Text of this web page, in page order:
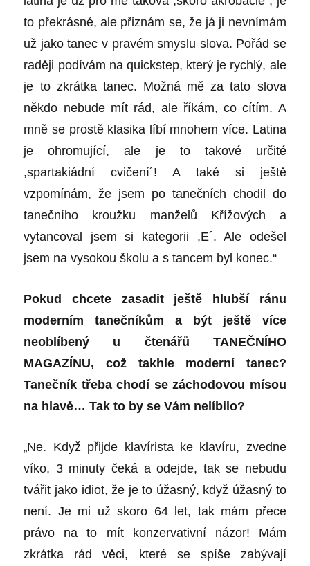
to překrásné, ale přiznám se, že já ji nevnímám
už jako tanec v pravém smyslu slova. Pořád se
raději podívám na quickstep, který je rychlý, ale
je to zkrátka tanec. Možná mě za tato slova
někdo nebude mít rád, ale říkám, co cítím. A
mně se prostě klasika líbí mnohem více. Latina
je ohromující, ale je to takové určité
,spartakiádní cvičení´! A také si ještě
vzpomínám, že jsem po tanečních chodil do
tanečního kroužku manželů Křížových a
vytancoval jsem si kategorii ,E´. Ale odešel
jsem na vysokou školu a s tancem byl konec.“
Pokud chcete zasadit ještě hlubší ránu
moderním tanečníkům a být ještě více
neoblíbený u čtenářů TANEČNÍHO
MAGAZÍNU, což takhle moderní tanec?
Tanečník třeba chodí se záchodovou mísou
na hlavě… Tak to by se Vám nelíbilo?
„Ne. Když přijde klavírista ke klavíru, zvedne
víko, 3 minuty čeká a odejde, tak se nebudu
tvářit jako idiot, že je to úžasný, když úžasný to
není. Je mi už skoro 64 let, tak mám přece
právo na to mít konzervativní názor! Mám
zkrátka rád věci, které se spíše zabývají